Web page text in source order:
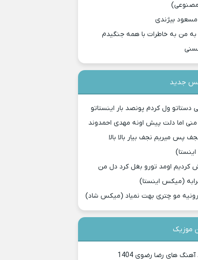
مسعود بیژندی
من به خاطرات با همه جنگیدم
جدید
دستاتو ول کردم پونصد بار اینستاتو
اما دلت پیش اونه مهدی احمدوند
پس میریم نجف بیار بالا بالا
کردیم اومد تورو بغل کرد دل من
(میکس اینستا)
مو چتری بهت نمیاد (میکس شاد)
موزیک
آهنگ های رضا رضوی 1404